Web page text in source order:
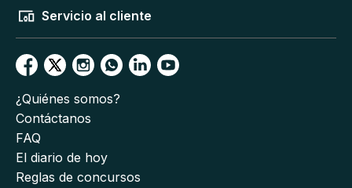
Servicio al cliente
¿Quiénes somos?
Contáctanos
FAQ
El diario de hoy
Reglas de concursos